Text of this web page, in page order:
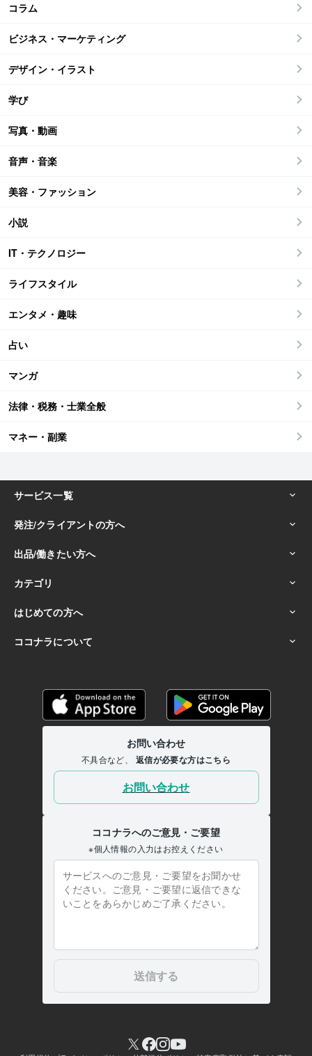
コラム
ビジネス・マーケティング
デザイン・イラスト
学び
写真・動画
音声・音楽
美容・ファッション
小説
IT・テクノロジー
ライフスタイル
エンタメ・趣味
占い
マンガ
法律・税務・士業全般
マネー・副業